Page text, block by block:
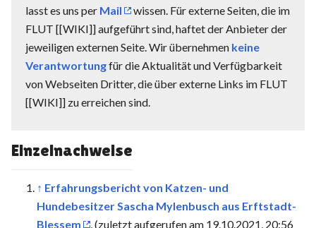
lasst es uns per Mail
wissen. Für externe Seiten, die im
FLUT [[WIKI]] aufgeführt sind, haftet der Anbieter der
jeweiligen externen Seite. Wir übernehmen keine
Verantwortungfür die Aktualität und Verfügbarkeit
von Webseiten Dritter, die über externe Links im FLUT
[[WIKI]] zu erreichen sind.
Einzelnachweise
↑ Erfahrungsbericht von Katzen- und
Hundebesitzer Sascha Mylenbusch aus Erftstadt-
Blessem
, (zuletzt aufgerufen am 19.10.2021, 20:56